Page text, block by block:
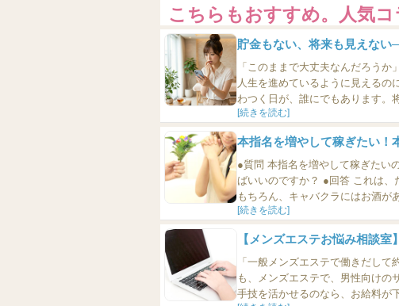
こちらもおすすめ。人気コ
貯金もない、将来も見えな
「このままで大丈夫なんだろう
人生を進めているように見えるの
わつく日が、誰にでもあります。
い”性質のものです。なぜなら、
[続きを読む]
本指名を増やして稼ぎたい！
●質問 本指名を増やして稼ぎたい
ばいいのですか？ ●回答 これは、たとえばキャバクラにおける本指名の増やし方と同じです。
もちろん、キャバクラにはお酒が
的な「考え方」は同じです。 まず、言うまでもないことですが、連絡先の交換をすることで
[続きを読む]
【メンズエステお悩み相談
「一般メンズエステで働きだし
も、メンズエステで、男性向けの
手技を活かせるのなら、お給料が